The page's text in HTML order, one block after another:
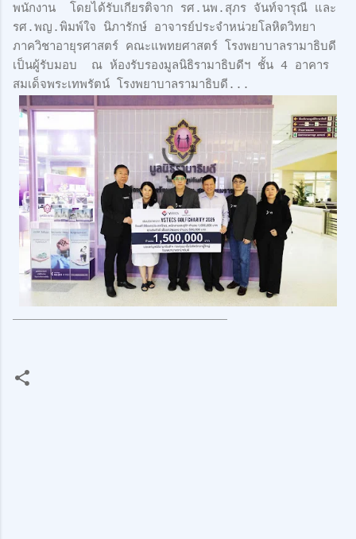
พนักงาน โดยได้รับเกียรติจาก รศ.นพ.สุภร จันท์จารุณี และ
รศ.พญ.พิมพ์ใจ นิภารักษ์ อาจารย์ประจำหน่วยโลหิตวิทยา
ภาควิชาอายุรศาสตร์ คณะแพทยศาสตร์ โรงพยาบาลรามาธิบดี
เป็นผู้รับมอบ ณ ห้องรับรองมูลนิธิรามาธิบดีฯ ชั้น 4 อาคาร
สมเด็จพระเทพรัตน์ โรงพยาบาลรามาธิบดี...